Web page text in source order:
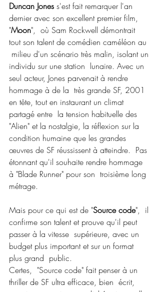
Duncan Jones s'est fait remarquer l'an
dernier avec son excellent premier film,
"Moon",  où Sam Rockwell démontrait
tout son talent de comédien caméléon au
milieu d'un scénario très malin, isolant un
individu sur une station  lunaire. Avec un
seul acteur, Jones parvenait à rendre
hommage à de la  très grande SF, 2001
en tête, tout en instaurant un climat
partagé entre  la tension habituelle des
"Alien" et la nostalgie, la réflexion sur la
condition humaine que les grandes
œuvres de SF réussissent à atteindre.  Pas
étonnant qu'il souhaite rendre hommage
à "Blade Runner" pour son  troisième long
métrage.
Mais pour ce qui est de "Source code",  il
confirme son talent et prouve qu'il peut
passer à la vitesse  supérieure, avec un
budget plus important et sur un format
plus grand  public.
Certes,  "Source code" fait penser à un
thriller de SF ultra efficace, bien  écrit,